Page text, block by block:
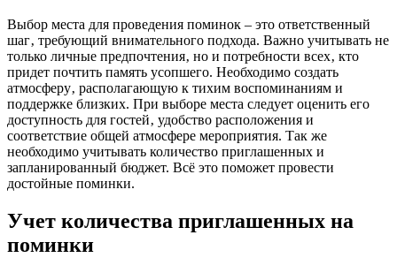
Выбор места для проведения поминок – это ответственный
шаг‚ требующий внимательного подхода. Важно учитывать не
только личные предпочтения‚ но и потребности всех‚ кто
придет почтить память усопшего. Необходимо создать
атмосферу‚ располагающую к тихим воспоминаниям и
поддержке близких. При выборе места следует оценить его
доступность для гостей‚ удобство расположения и
соответствие общей атмосфере мероприятия. Так же
необходимо учитывать количество приглашенных и
запланированный бюджет. Всё это поможет провести
достойные поминки.
Учет количества приглашенных на
поминки